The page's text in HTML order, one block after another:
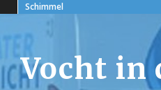
Schimmel
Contact
Vocht in